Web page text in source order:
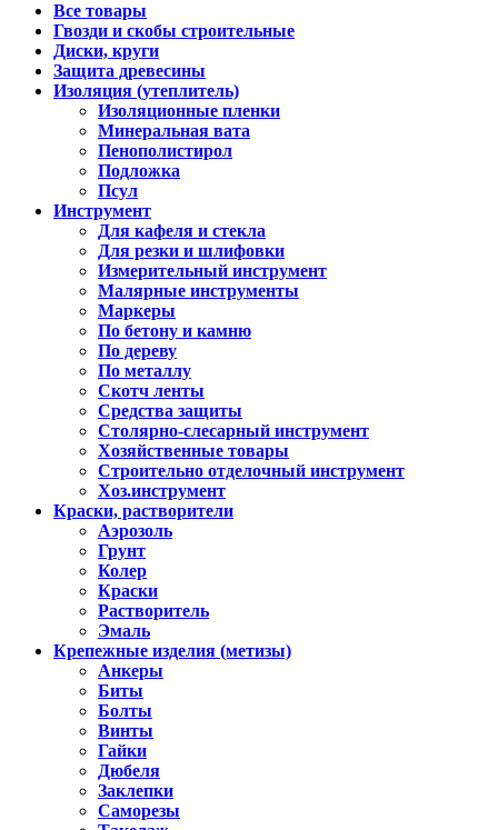
Все товары
Гвозди и скобы строительные
Диски, круги
Защита древесины
Изоляция (утеплитель)
Изоляционные пленки
Минеральная вата
Пенополистирол
Подложка
Псул
Инструмент
Для кафеля и стекла
Для резки и шлифовки
Измерительный инструмент
Малярные инструменты
Маркеры
По бетону и камню
По дереву
По металлу
Скотч ленты
Средства защиты
Столярно-слесарный инструмент
Хозяйственные товары
Строительно отделочный инструмент
Хоз.инструмент
Краски, растворители
Аэрозоль
Грунт
Колер
Краски
Растворитель
Эмаль
Крепежные изделия (метизы)
Анкеры
Биты
Болты
Винты
Гайки
Дюбеля
Заклепки
Саморезы